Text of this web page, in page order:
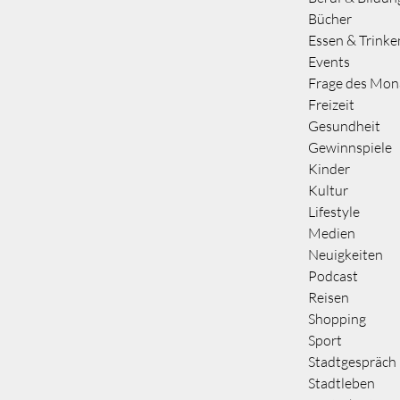
Bücher
Essen &
Events
Frage des
Freizeit
Gesundheit
Gewinnspiele
Kinder
Kultur
Lifestyle
Medien
Neuigkeiten
Podcast
Reisen
Shopping
Sport
Stadtgespräch
Stadtleben